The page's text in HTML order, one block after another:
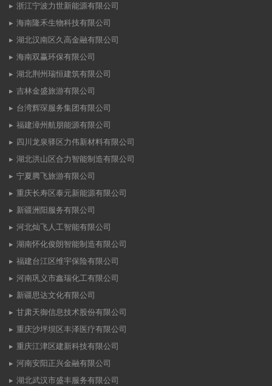
浙江宁波力世新能源有限公司
海南隆禾生物科技有限公司
湖北汉南区久高金融有限公司
海南双赢环保有限公司
湖北荆州瑞恒建筑有限公司
吉林金盛旅游有限公司
台湾辉琛服务集团有限公司
福建漳州航朋能源有限公司
四川龙泉驿区力伟新材料有限公司
湖北洪山区合力智能制造有限公司
宁夏腾飞旅游有限公司
重庆长寿区泰元新能源有限公司
新疆洲阳服务有限公司
河北灿飞人工智能有限公司
湖南怀化俊朗智能制造有限公司
福建台江区维宇保险有限公司
河南巩义市鑫瑞化工有限公司
新疆思达文化有限公司
甘肃天御信息技术股份有限公司
重庆沙坪坝区丰泽医疗有限公司
重庆江津区建新科技有限公司
河南安阳正兴金融有限公司
湖北武汉市盛丰服务有限公司